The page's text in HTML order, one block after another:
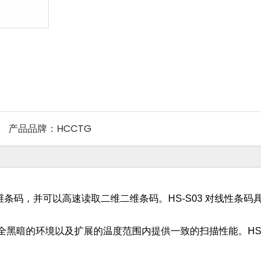
产品品牌： HCCTG
码，并可以高速读取二维二维条码。HS-S03 对线性条码
暗的环境以及扩展的温度范围内提供一致的扫描性能。